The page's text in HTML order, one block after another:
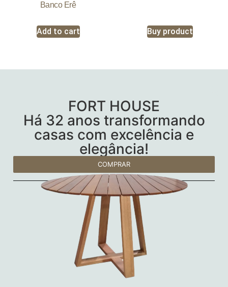
Banco Erê
Add to cart Buy product
FORT HOUSE
Há 32 anos transformando
casas com excelência e
elegância!
COMPRAR